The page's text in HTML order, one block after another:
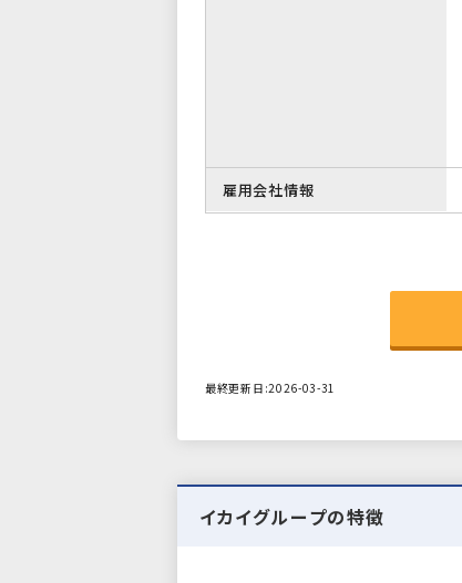
雇用会社情報
最終更新日:2026-03-31
イカイグループの特徴